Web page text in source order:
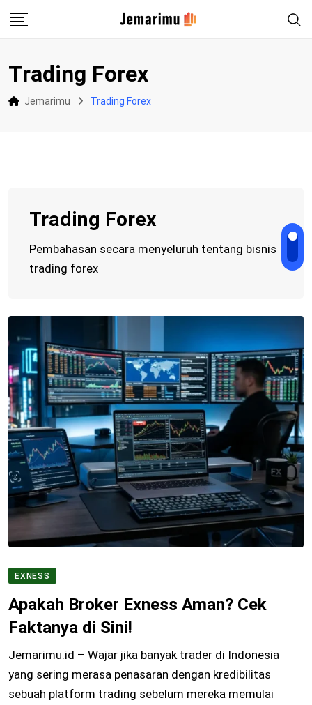
Skip
to
Trading Forex
Jemarimu Trading Forex
Trading Forex
Pembahasan secara menyeluruh tentang bisnis
trading forex
EXNESS
Apakah Broker Exness Aman? Cek
Faktanya di Sini!
Jemarimu.id – Wajar jika banyak trader di Indonesia
yang sering merasa penasaran dengan kredibilitas
sebuah platform trading sebelum mereka memulai